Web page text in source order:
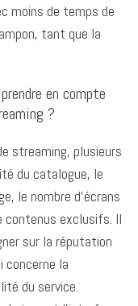
moins de temps de
tant que la
en compte
?
streaming, plusieurs
du catalogue, le
le nombre d’écrans
contenus exclusifs. Il
sur la réputation
la
du service.